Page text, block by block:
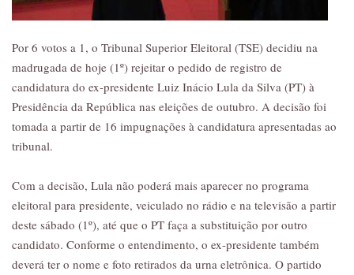
Por 6 votos a 1, o Tribunal Superior Eleitoral (TSE) decidiu na
madrugada de hoje (1º) rejeitar o pedido de registro de
candidatura do ex-presidente Luiz Inácio Lula da Silva (PT) à
Presidência da República nas eleições de outubro. A decisão foi
tomada a partir de 16 impugnações à candidatura apresentadas ao
tribunal.
Com a decisão, Lula não poderá mais aparecer no programa
eleitoral para presidente, veiculado no rádio e na televisão a partir
deste sábado (1º), até que o PT faça a substituição por outro
candidato. Conforme o entendimento, o ex-presidente também
deverá ter o nome e foto retirados da urna eletrônica. O partido